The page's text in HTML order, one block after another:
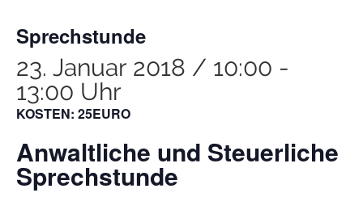
Sprechstunde
23. Januar 2018 / 10:00 -
13:00 Uhr
KOSTEN: 25EURO
Anwaltliche und Steuerliche
Sprechstunde